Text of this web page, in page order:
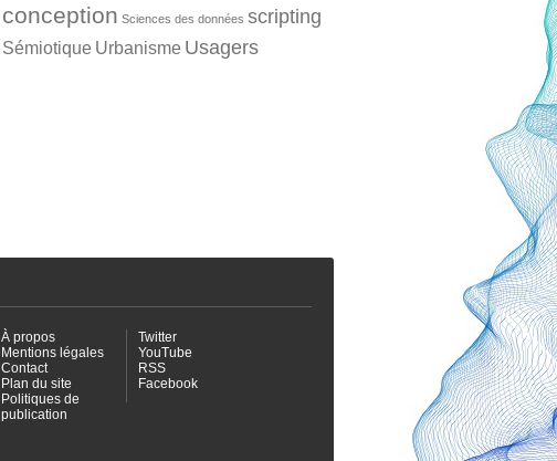
conception Sciences des données scripting
Sémiotique Urbanisme Usagers
À propos
Mentions légales
Contact
Plan du site
Politiques de
publication
Twitter
YouTube
RSS
Facebook